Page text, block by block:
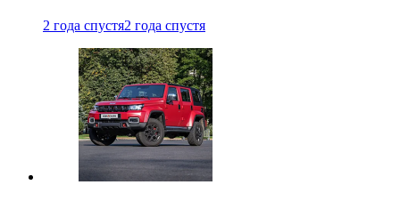
2 года спустя2 года спустя